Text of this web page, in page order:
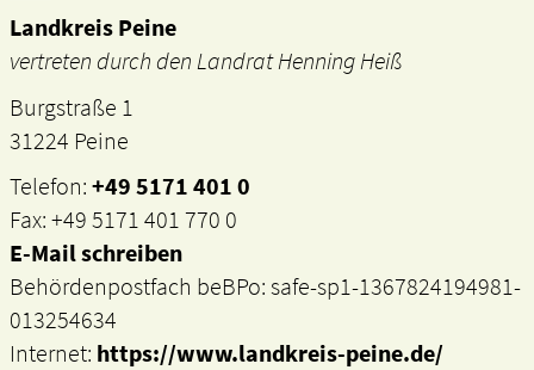
Landkreis Peine
vertreten durch den Landrat Henning Heiß
Burgstraße 1
31224 Peine
Telefon:+49 5171 401 0
Fax: +49 5171 401 770 0
E-Mail schreiben
Behördenpostfach beBPo: safe-sp1-1367824194981-
013254634
Internet: https://www.landkreis-peine.de/